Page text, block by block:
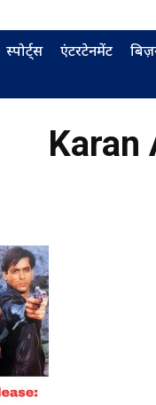
स्पोर्ट्स एंटरटेनमेंट
Karan